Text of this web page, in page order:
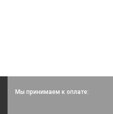
Мы принимаем к оплате: